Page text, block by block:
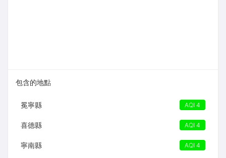
包含的地點
冕寧縣 AQI 4
喜德縣 AQI 4
寧南縣 AQI 4